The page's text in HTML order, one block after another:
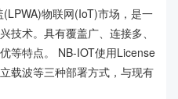
物联网(IoT)市场，是一
技术。具有覆盖广、连接多、
等特点。 NB-IOT使用License
载波等三种部署方式，与现有